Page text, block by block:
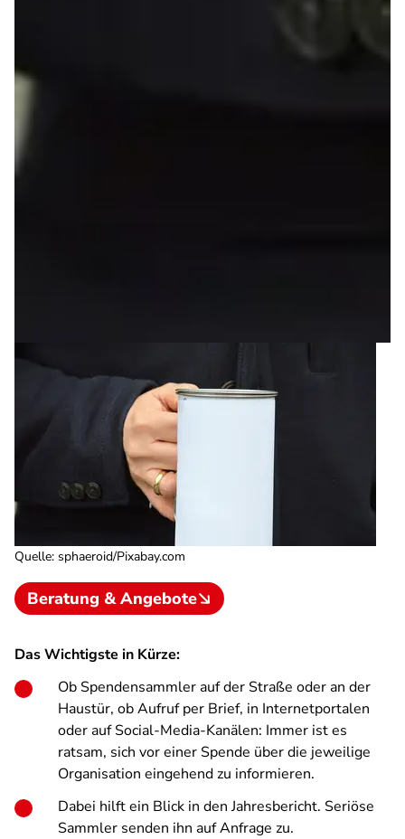
Quelle: sphaeroid/Pixabay.com
Beratung & Angebote
Das Wichtigste in Kürze:
Ob Spendensammler auf der Straße oder an der
Haustür, ob Aufruf per Brief, in Internetportalen
oder auf Social-Media-Kanälen: Immer ist es
ratsam, sich vor einer Spende über die jeweilige
Organisation eingehend zu informieren.
Dabei hilft ein Blick in den Jahresbericht. Seriöse
Sammler senden ihn auf Anfrage zu.